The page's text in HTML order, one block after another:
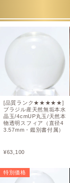
[品質ランク★★★★★]
ブラジル産天然無垢本水
晶玉/4cmUP丸玉/天然本
物透明スフィア（直径4
3.57mm・鑑別書付属）
¥63,100
特別価格